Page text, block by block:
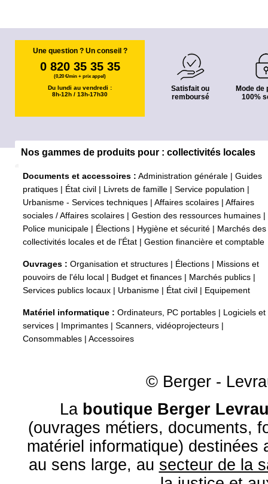
Une question ? Un conseil ?
0 820 35 35 35
(0,20 €/min + prix appel)
Du lundi au vendredi :
8h-12h / 13h-17h30
Satisfait ou
remboursé
Mode de
100%
Nos gammes de produits pour : collectivités locales
Documents et accessoires : Administration générale
Guides
pratiques
État civil Livrets de famille Service population
Urbanisme - Services techniques
Affaires scolaires
Affaires
sociales / Affaires scolaires
Gestion des ressources humaines
Police municipale
Élections Hygiène et sécurité
Marchés des
collectivités locales et de l'État
Gestion financière et comptable
Ouvrages : Organisation et structures Élections
Missions et
pouvoirs de l'élu local
Budget et finances Marchés publics
Services publics locaux
Urbanisme État civil Equipement
Matériel informatique : Ordinateurs, PC portables
Logiciels et
services
Imprimantes Scanners, vidéoprojecteurs
Consommables
Accessoires
© Berger -
La boutique Berger
(ouvrages métiers, documents,
matériel informatique) destinées
au sens large, au secteur de la